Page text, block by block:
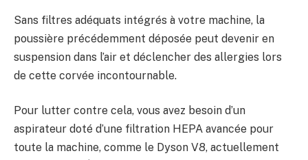
Sans filtres adéquats intégrés à votre machine, la
poussière précédemment déposée peut devenir en
suspension dans l’air et déclencher des allergies lors
de cette corvée incontournable.
Pour lutter contre cela, vous avez besoin d’un
aspirateur doté d’une filtration HEPA avancée pour
toute la machine, comme le Dyson V8, actuellement